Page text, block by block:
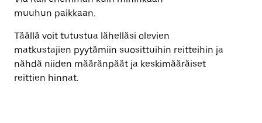
muuhun paikkaan.
Täällä voit tutustua lähelläsi olevien
matkustajien pyytämiin suosittuihin reitteihin ja
nähdä niiden määränpäät ja keskimääräiset
reittien hinnat.